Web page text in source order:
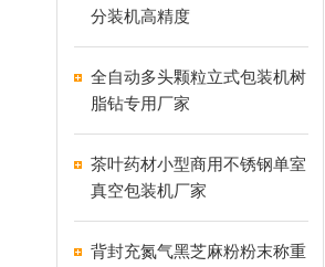
分装机高精度
全自动多头颗粒立式包装机树
脂钻专用厂家
茶叶药材小型商用不锈钢单室
真空包装机厂家
背封充氮气黑芝麻粉粉末称重